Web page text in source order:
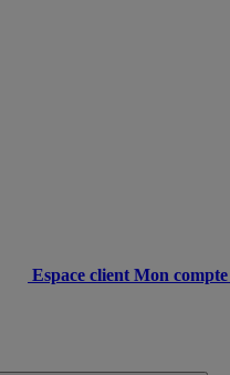
Espace client Mon compte